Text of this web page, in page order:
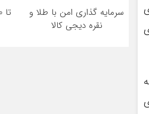
سرمایه گذاری امن با طلا و
نقره دیجی کالا